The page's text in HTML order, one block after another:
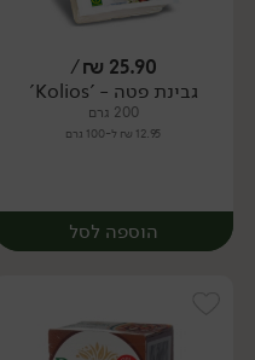
יח׳
25.90
₪
/
גבינת פטה - 'Kolios'
200 גרם
12.95 ₪ ל-100 גרם
הוספה לסל